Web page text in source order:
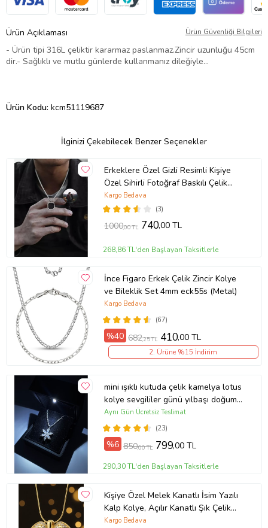
Ürün Açıklaması Ürün Güvenliği Bilgileri
- Ürün tipi 316L çeliktir kararmaz paslanmaz.Zincir uzunluğu 45cm
dir.- Sağlıklı ve mutlu günlerde kullanmanız dileğiyle…
Ürün Kodu: kcm51119687
İlginizi Çekebilecek Benzer Seçenekler
Erkeklere Özel Gizli Resimli Kişiye
Özel Sihirli Fotoğraf Baskılı Çelik
Yanan Kolye (Gümüş Gri)
(3)
Kargo Bedava
1000,00 TL 740,00 TL
268,86 TL'den Başlayan Taksitlerle
İnce Figaro Erkek Çelik Zincir Kolye
ve Bileklik Set 4mm eck55s (Metal)
(67)
Kargo Bedava
%40 682,25 TL 410,00 TL
2. Ürüne %15 İndirim
mini ışıklı kutuda çelik kamelya lotus
kolye sevgililer günü yılbaşı doğum
günü hediyesi (Gümüş)
(23)
Aynı Gün Ücretsiz Teslimat
%6 850,00 TL 799,00 TL
290,30 TL'den Başlayan Taksitlerle
Kişiye Özel Melek Kanatlı İsim Yazılı
Kalp Kolye, Açılır Kanatlı Şık Çelik
Kolye Sevgililer günü, Eşe, Anneye,
Kargo Bedava